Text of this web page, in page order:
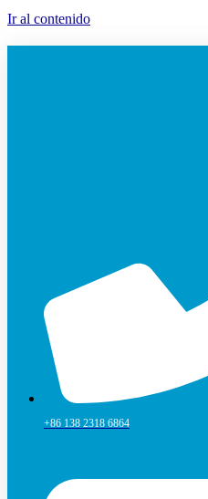
Ir al contenido
+86 138 2318 6864